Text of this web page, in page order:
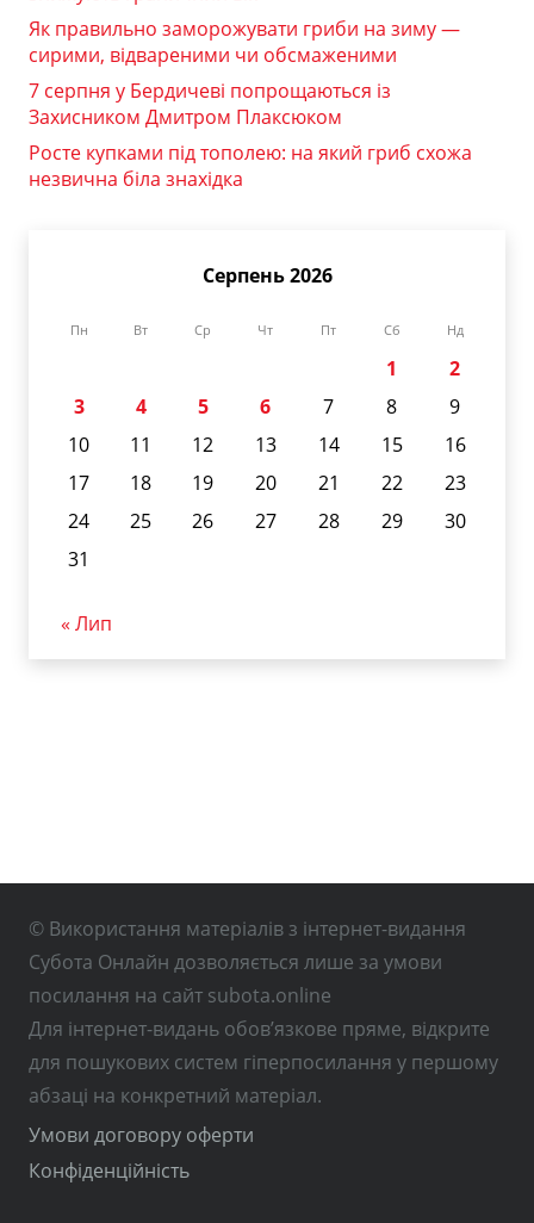
Як правильно заморожувати гриби на зиму —
сирими, відвареними чи обсмаженими
7 серпня у Бердичеві попрощаються із
Захисником Дмитром Плаксюком
Росте купками під тополею: на який гриб схожа
незвична біла знахідка
Серпень 2026
Пн Вт Ср Чт Пт Сб Нд
1
2
3
4 5 6 7 8
9
10
11 12 13 14 15
16
17
18 19 20 21 22
23
24
25 26 27 28 29
30
31
« Лип
© Використання матеріалів з інтернет-видання
Субота Онлайн дозволяється лише за умови
посилання на сайт subota.online
Для інтернет-видань обов’язкове пряме, відкрите
для пошукових систем гіперпосилання у першому
абзаці на конкретний матеріал.
Умови договору оферти
Конфіденційність